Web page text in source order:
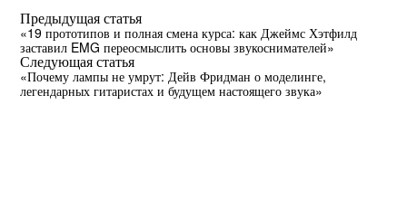
Предыдущая статья
«19 прототипов и полная смена курса: как Джеймс Хэтфилд
заставил EMG переосмыслить основы звукоснимателей»
Следующая статья
«Почему лампы не умрут: Дейв Фридман о моделинге,
легендарных гитаристах и будущем настоящего звука»